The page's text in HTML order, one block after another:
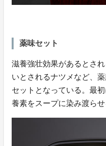
薬味セット
滋養強壮効果があるとさ
いとされるナツメなど、
セットとなっている。最
養素をスープに染み渡らせ